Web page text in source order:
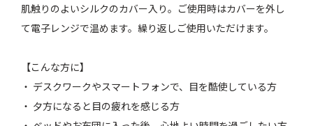
肌触りのよいシルクのカバー入り。ご使用時はカバーを外し
て電子レンジで温めます。繰り返しご使用いただけます。
【こんな方に】
・ デスクワークやスマートフォンで、目を酷使している方
・ 夕方になると目の疲れを感じる方